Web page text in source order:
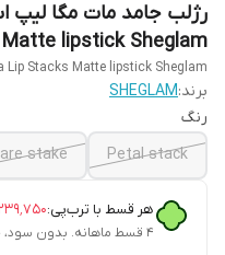
lipstick Sheglam
Lip Stacks Matte lipstick Sheglam
برند:SHEGLAM
رنگ
Petal stack
stake
هر قسط با ترب‌پی:
۴ قسط ماهانه. بدون سود، چک و ضامن.